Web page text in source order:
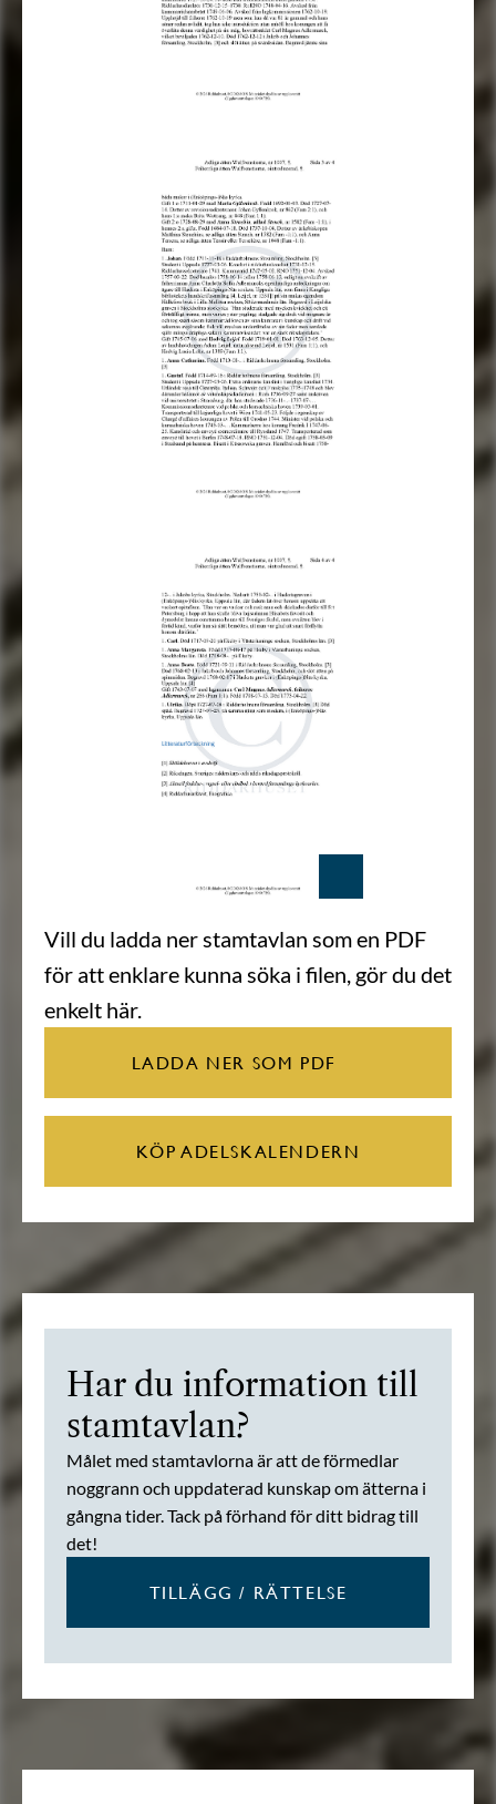
Vill du ladda ner stamtavlan som en PDF
för att enklare kunna söka i filen, gör du det
enkelt här.
LADDA NER SOM PDF
KÖP ADELSKALENDERN
Har du information till
stamtavlan?
Målet med stamtavlorna är att de förmedlar
noggrann och uppdaterad kunskap om ätterna i
gångna tider. Tack på förhand för ditt bidrag till
det!
TILLÄGG / RÄTTELSE